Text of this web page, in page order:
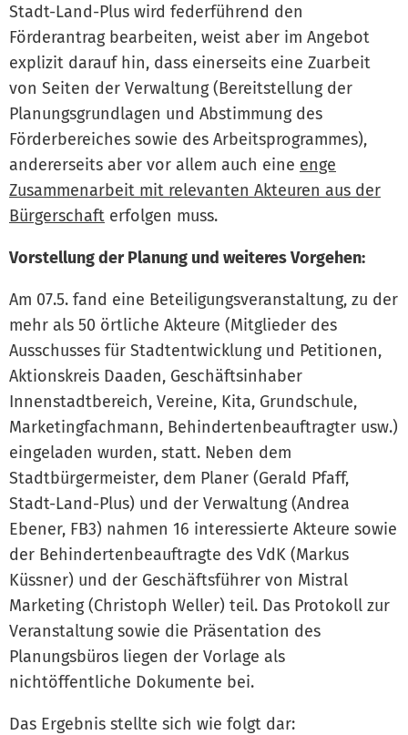
Stadt-Land-Plus wird federführend den
Förderantrag bearbeiten, weist aber im Angebot
explizit darauf hin, dass einerseits eine Zuarbeit
von Seiten der Verwaltung (Bereitstellung der
Planungsgrundlagen und Abstimmung des
Förderbereiches sowie des Arbeitsprogrammes),
andererseits aber vor allem auch eine enge
Zusammenarbeit mit relevanten Akteuren aus der
Bürgerschaft erfolgen muss.
Vorstellung der Planung und weiteres Vorgehen:
Am 07.5. fand eine Beteiligungsveranstaltung, zu der
mehr als 50 örtliche Akteure (Mitglieder des
Ausschusses für Stadtentwicklung und Petitionen,
Aktionskreis Daaden, Geschäftsinhaber
Innenstadtbereich, Vereine, Kita, Grundschule,
Marketingfachmann, Behindertenbeauftragter usw.)
eingeladen wurden, statt. Neben dem
Stadtbürgermeister, dem Planer (Gerald Pfaff,
Stadt-Land-Plus) und der Verwaltung (Andrea
Ebener, FB3) nahmen 16 interessierte Akteure sowie
der Behindertenbeauftragte des VdK (Markus
Küssner) und der Geschäftsführer von Mistral
Marketing (Christoph Weller) teil. Das Protokoll zur
Veranstaltung sowie die Präsentation des
Planungsbüros liegen der Vorlage als
nichtöffentliche Dokumente bei.
Das Ergebnis stellte sich wie folgt dar: